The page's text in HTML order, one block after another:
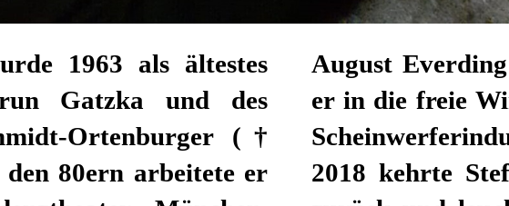
1963 als ältestes
Gatzka und des
Ortenburger (†
80ern arbeitete er
1999 wechselte
als Ingenieur in der
Im Oktober
Schmidt ans Theater